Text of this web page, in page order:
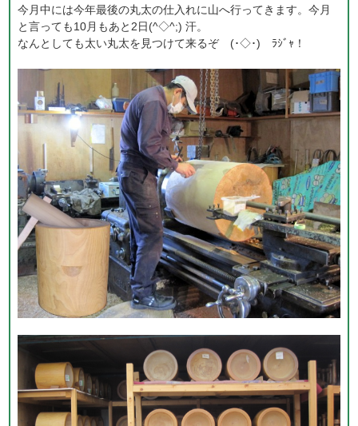
今月中には今年最後の丸太の仕入れに山へ行ってきます。今月
と言っても10月もあと2日(^◇^;) 汗。
なんとしても太い丸太を見つけて来るぞ (･◇･)ゞﾗｼﾞｬ！